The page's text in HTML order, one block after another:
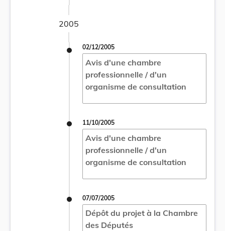
2005
02/12/2005
Avis d'une chambre
professionnelle / d'un
organisme de consultation
11/10/2005
Avis d'une chambre
professionnelle / d'un
organisme de consultation
07/07/2005
Dépôt du projet à la Chambre
des Députés